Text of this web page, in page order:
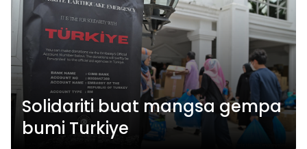
Solidariti buat mangsa gempa
bumi Turkiye